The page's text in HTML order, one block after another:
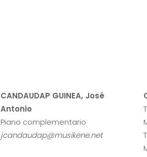
CANDAUDAP GUINEA, José
Antonio
Piano complementario
jcandaudap@musikene.net